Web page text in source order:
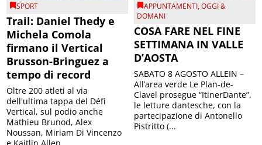
SPORT
Trail: Daniel Thedy e
Michela Comola
firmano il Vertical
Brusson-Bringuez a
tempo di record
Oltre 200 atleti al via
dell'ultima tappa del Défì
Vertical, sul podio anche
Mathieu Brunod, Alex
Noussan, Miriam Di Vincenzo
APPUNTAMENTI,OGGI &
DOMANI
COSA FARE NEL FINE
SETTIMANA IN VALLE
D’AOSTA
SABATO 8 AGOSTO ALLEIN –
All’area verde Le Plan-de-
Clavel prosegue “ItinerDante”,
le letture dantesche, con la
partecipazione di Antonello
Pistritto (...